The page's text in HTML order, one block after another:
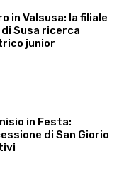
in Valsusa: la filiale
Susa ricerca
junior
in Festa:
di San Giorio